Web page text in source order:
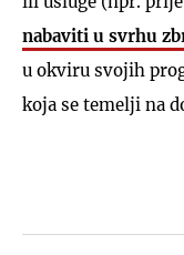
nabaviti u svrhu
u okviru svojih
koja se temelji na